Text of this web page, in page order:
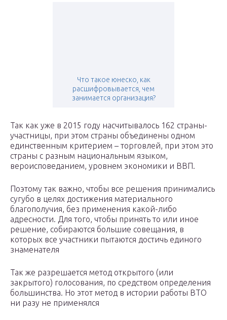
Что такое юнеско, как
расшифровывается, чем
занимается организация?
Так как уже в 2015 году насчитывалось 162 страны-
участницы, при этом страны объединены одном
единственным критерием – торговлей, при этом это
страны с разным национальным языком,
вероисповеданием, уровнем экономики и ВВП.
Поэтому так важно, чтобы все решения принимались
сугубо в целях достижения материального
благополучия, без применения какой-либо
адресности. Для того, чтобы принять то или иное
решение, собираются большие совещания, в
которых все участники пытаются достичь единого
знаменателя
Так же разрешается метод открытого (или
закрытого) голосования, по средством определения
большинства. Но этот метод в истории работы ВТО
ни разу не применялся